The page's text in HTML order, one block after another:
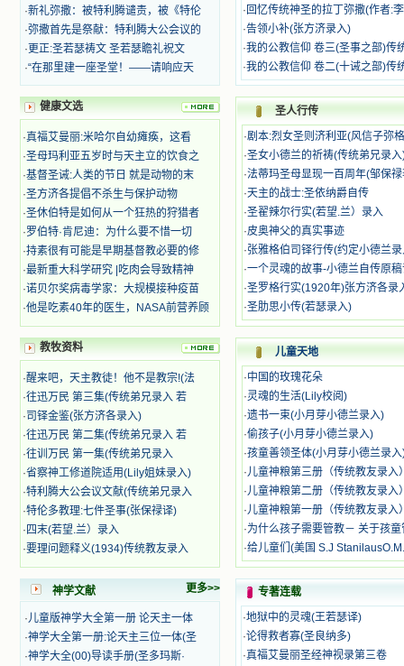
踏上了异国他乡，到没有人知道真神
的世界里去。啊，若不是主的引领，
我可能到死还不认识他们呢！ 我
选取了最美的色彩；当他们的一生在
奋啊！当我读到他们为主而受人逼
迫、凌辱，为将福音广传而被人追杀
时，我为他们的在天之灵祈祷，我哭
着，为自已的同胞带给他们的苦难而
哀号。我一遍遍地重读那一行行被我
的斑斑泪痕弄得模糊不清的字句，那
些被主的爱火所燃烧而离开家乡来到
中国的传教士，我多么爱你们啊！我
心中流淌着多少感激的泪水。 他
们受苦却觉得喜乐，因为他们爱主，
他们感到能为主受一点苦是多么喜乐
的事。他们受苦时仍在唱着感谢的
歌，因他们无法不称颂主，因主使他
烧起一股无法扑灭的火焰，他们那强
读，一面想过着他们这样圣善的生
活，也立志不在这虚幻的尘世中寻求
安慰。我一读就是几个钟头，累了就
望着书上的圣像沉思默想。啊，当我
想到我有一天还要见到他们，亲耳聆
听他们的教诲，伴随在他们的身边，
和他们一起赞颂吾主，想到那使我欣
喜欢乐的甜蜜的相会，这世界对于我
一点吸引力都没有了。 从这些书
籍里，我认识了许多爱主的人，他们
使我更亲近主，帮助我更深的认识
人圣女，内心隐藏着来自天上光照的
各种宝藏，听他们对悦主的甜蜜喁
语，我也陶醉了。主藉着这些书籍慢
慢地培养我的心灵，当我看到这些圣
德芬芳的圣人再看看满身污秽的我，
我失望过，沮丧过，哭泣过，和主呕
·新礼弥撒：被特利腾谴责，被《特伦
·弥撒首先是祭献：特利腾大公会议的
·更正:圣若瑟祷文 圣若瑟瞻礼祝文
·“在那里建一座圣堂！——请响应天
· 回忆传统神圣的拉丁弥撒(作者:
·告领小补(张方济录入)
·我的公教信仰 卷三(圣事之部)传
·我的公教信仰 卷二(十诫之部)传
健康文选
·真福艾曼丽:米哈尔自幼瘫痪，这看
·圣母玛利亚五岁时与天主立的饮食之
·基督圣诫:人类的节日 就是动物的末
·圣方济各提倡不杀生与保护动物
·圣休伯特是如何从一个狂热的狩猎者
·罗伯特·肯尼迪：为什么要不惜一切
·持素很有可能是早期基督教必要的修
·最新重大科学研究 |吃肉会导致精神
·诺贝尔奖病毒学家：大规模接种疫苗
·他是吃素40年的医生，NASA前营养顾
圣人行传
·剧本:烈女圣则济利亚(风信子弥
·圣女小德兰的祈祷(传统弟兄录入
·法蒂玛圣母显现一百周年(邹保
·天主的战士:圣依纳爵自传
·圣翟辣尔行实(若望.兰）录入
·皮奥神父的真实事迹
·张雅格伯司铎行传(约定小德兰
·一个灵魂的故事-小德兰自传原
·圣罗格行实(1920年)张方济各录
·圣肋思小传(若瑟录入)
教牧资料
·醒来吧，天主教徒！他不是教宗!(法
·往迅万民 第三集(传统弟兄录入 若
·司铎金鉴(张方济各录入)
·往迅万民 第二集(传统弟兄录入 若
·往训万民 第一集(传统弟兄录入
·省察神工修道院适用(Lily姐妹录入)
·特利腾大公会议文献(传统弟兄录入
·特伦多教理:七件圣事(张保禄译)
· 四末(若望.兰）录入
·要理问题释义(1934)传统教友录入
儿童天地
·中国的玫瑰花朵
·灵魂的生活(Lily校阅)
·遗书一束(小月芽小德兰录入)
·偷孩子(小月芽小德兰录入)
·孩童善领圣体(小月芽小德兰录入
·儿童神粮第三册（传统教友录入
·儿童神粮第二册（传统教友录入
·儿童神粮第一册（传统教友录入
·为什么孩子需要管教－ 关于孩童
·给儿童们(美国 S.J
神学文献 更多>>
·儿童版神学大全第一册 论天主一体
·神学大全第一册:论天主三位一体(圣
·神学大全(00)导读手册(圣多玛斯·
专著连载
·地狱中的灵魂(王若瑟译)
·论得救者寡(圣良纳多)
·真福艾曼丽圣经神视录第三卷